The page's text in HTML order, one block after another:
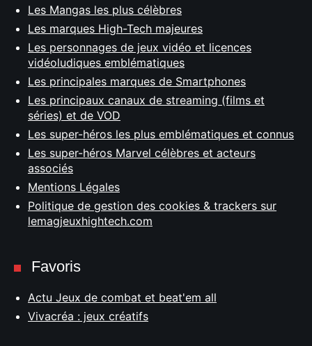
Les Mangas les plus célèbres
Les marques High-Tech majeures
Les personnages de jeux vidéo et licences
vidéoludiques emblématiques
Les principales marques de Smartphones
Les principaux canaux de streaming (films et
séries) et de VOD
Les super-héros les plus emblématiques et connus
Les super-héros Marvel célèbres et acteurs
associés
Mentions Légales
Politique de gestion des cookies & trackers sur
lemagjeuxhightech.com
Favoris
Actu Jeux de combat et beat'em all
Vivacréa : jeux créatifs